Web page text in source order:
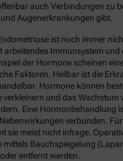
auch Verbindungen zu
Augenerkrankungen gibt.
ist noch immer
arbeitendes Immunsystem und
der Hormone scheinen
Faktoren. Heilbar ist die
Hormone können
und das Wachstum
Eine Hormonbehandlung
verbunden.
sie meist nicht infrage.
mittels Bauchspiegelung
entfernt werden.